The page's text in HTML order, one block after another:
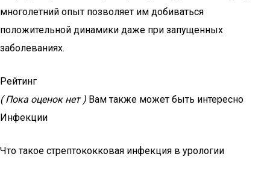
многолетний опыт позволяет им добиваться
положительной динамики даже при запущенных
заболеваниях.
Рейтинг
( Пока оценок нет ) Вам также может быть интересно
Инфекции
Что такое стрептококковая инфекция в урологии